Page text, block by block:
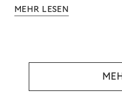
MEHR LESEN